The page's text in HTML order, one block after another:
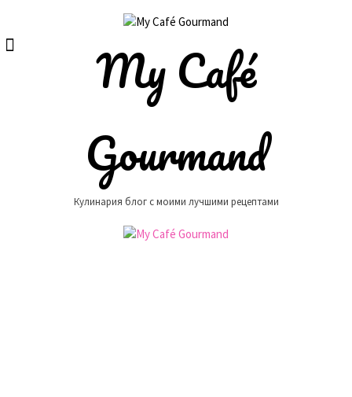
content
My Café
Gourmand
Кулинария блог с моими лучшими рецептами